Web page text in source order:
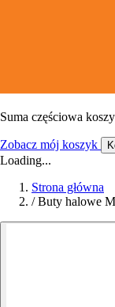
Suma częściowa
Zobacz mój koszyk
Loading...
Strona główna
/ Buty halowe